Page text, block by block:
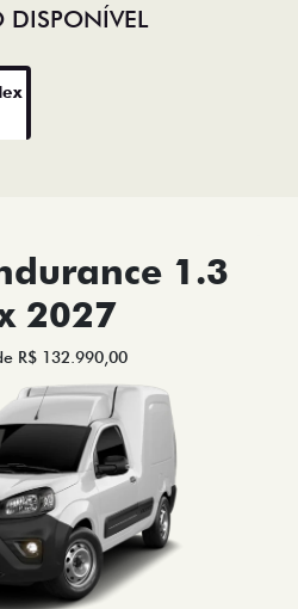
DISPONÍVEL
1.3
2027
R$ 132.990,00